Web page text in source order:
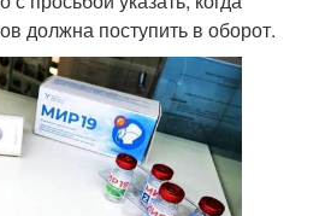
должна поступить в оборот.